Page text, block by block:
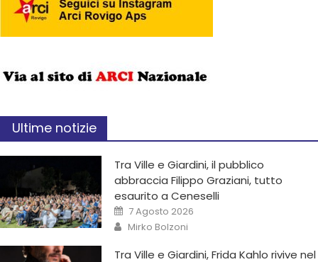
Ultime notizie
Tra Ville e Giardini, il pubblico
abbraccia Filippo Graziani, tutto
esaurito a Ceneselli
7 Agosto 2026
Mirko Bolzoni
Tra Ville e Giardini, Frida Kahlo rivive nel